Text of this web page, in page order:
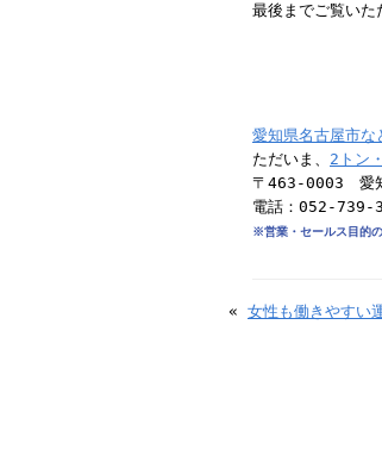
最後までご覧いた
愛知県名古屋市な
ただいま、 2トン
〒463-0003 愛知
電話：052-
※営業・セールス目的
« 女性も働きやすい